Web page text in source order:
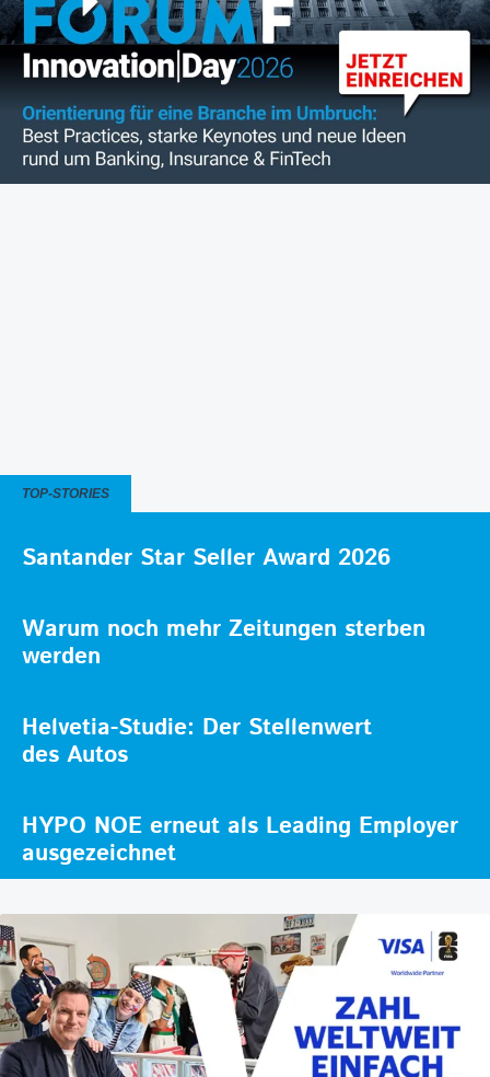
TOP-STORIES
Santander Star Seller Award 2026
Warum noch mehr Zeitungen sterben
werden
Helvetia-Studie: Der Stellenwert
des Autos
HYPO NOE erneut als Leading Employer
ausgezeichnet